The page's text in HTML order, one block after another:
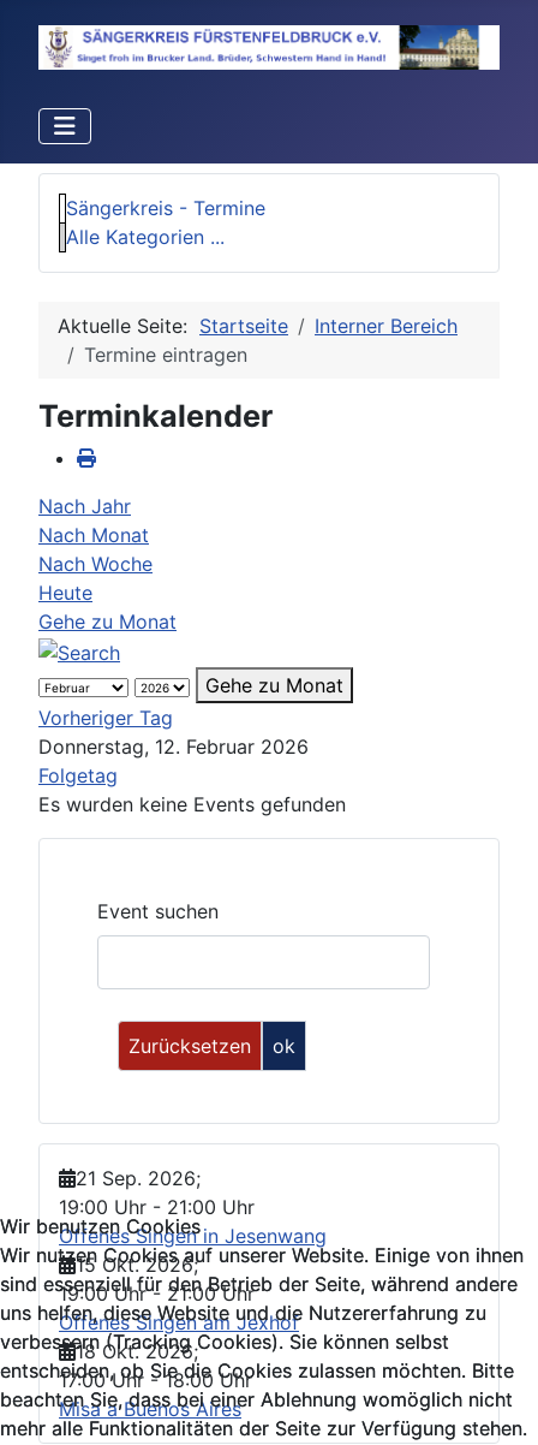
Sängerkreis - Termine
Alle Kategorien ...
Aktuelle Seite: Startseite
Interner Bereich
Termine eintragen
Terminkalender
Nach Jahr
Nach Monat
Nach Woche
Heute
Gehe zu Monat
Gehe zu Monat
Vorheriger Tag
Donnerstag, 12. Februar 2026
Folgetag
Es wurden keine Events gefunden
Event suchen
Wir benutzen Cookies
Wir nutzen Cookies auf unserer Website. Einige von ihnen
sind essenziell für den Betrieb der Seite, während andere
uns helfen, diese Website und die Nutzererfahrung zu
verbessern (Tracking Cookies). Sie können selbst
entscheiden, ob Sie die Cookies zulassen möchten. Bitte
beachten Sie, dass bei einer Ablehnung womöglich nicht
mehr alle Funktionalitäten der Seite zur Verfügung stehen.
21 Sep. 2026;
19:00 Uhr - 21:00 Uhr
Offenes Singen in Jesenwang
15 Okt. 2026;
19:00 Uhr- 21:00 Uhr
Offenes Singen am Jexhof
18 Okt. 2026;
17:00 Uhr -18:00 Uhr
Misa a Buenos Aires
Wir benutzen Cookies
Wir nutzen Cookies auf unserer Website. Einige von ihnen
sind essenziell für den Betrieb der Seite, während andere
uns helfen, diese Website und die Nutzererfahrung zu
verbessern (Tracking Cookies). Sie können selbst
entscheiden, ob Sie die Cookies zulassen möchten. Bitte
beachten Sie, dass bei einer Ablehnung womöglich nicht
mehr alle Funktionalitäten der Seite zur Verfügung stehen.